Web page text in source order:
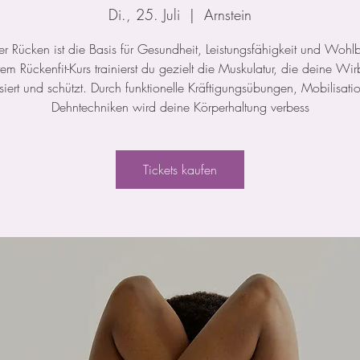
Di., 25. Juli
  |
Arnstein
Rücken ist die Basis für Gesundheit, Leistungsfähigkeit und
Rückenfit-Kurs trainierst du gezielt die Muskulatur, die deine
und schützt. Durch funktionelle Kräftigungsübungen,
Dehntechniken wird deine Körperhaltung verbess
Tickets kaufen